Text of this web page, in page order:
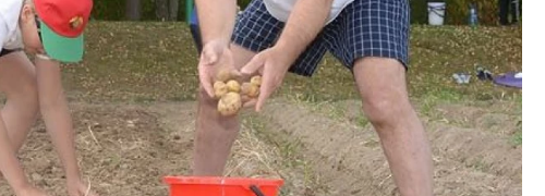
Архитектурный код начинается с
земли. Мощение крупноформатными
плитами становится новым
Смелость архитектурных
Генеральный директор
ЗИАС — об эстетике